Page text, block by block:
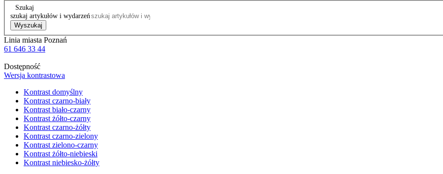
Szukaj
szukaj artykułów i wydarzeń
Wyszukaj
Linia miasta Poznań
61 646 33 44
Dostępność
Wersja kontrastowa
Kontrast domyślny
Kontrast czarno-biały
Kontrast biało-czarny
Kontrast żółto-czarny
Kontrast czarno-żółty
Kontrast czarno-zielony
Kontrast zielono-czarny
Kontrast żółto-niebieski
Kontrast niebiesko-żółty